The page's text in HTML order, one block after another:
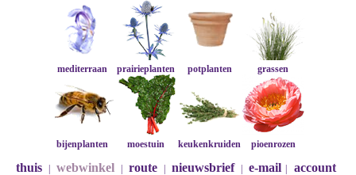
mediterraan prairieplanten potplanten grassen
bijenplanten moestuin keukenkruiden pioenrozen
thuis webwinkel route nieuwsbrief e-mail account